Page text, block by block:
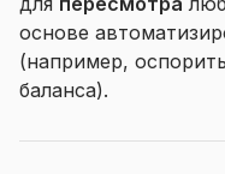
основе
(например,
баланса).